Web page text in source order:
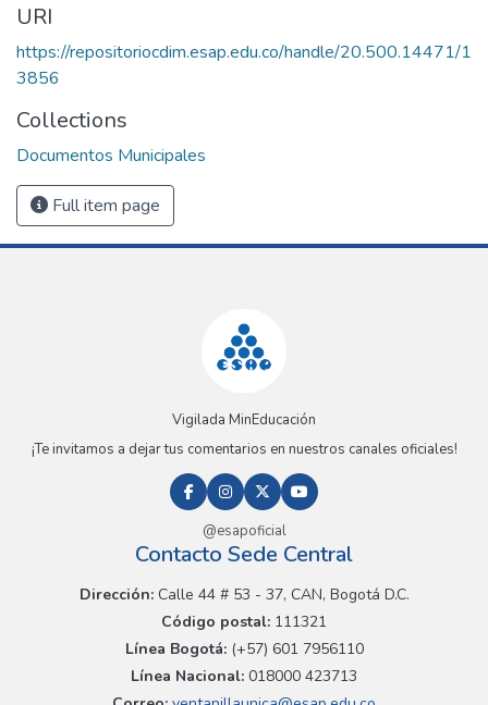
URI
https://repositoriocdim.esap.edu.co/handle/20.500.14471/1
3856
Collections
Documentos Municipales
Full item page
Vigilada MinEducación
¡Te invitamos a dejar tus comentarios en nuestros canales oficiales!
@esapoficial
Contacto Sede Central
Dirección:Calle 44 # 53 - 37, CAN, Bogotá D.C.
Código postal: 111321
Línea Bogotá:(+57) 601 7956110
Línea Nacional: 018000 423713